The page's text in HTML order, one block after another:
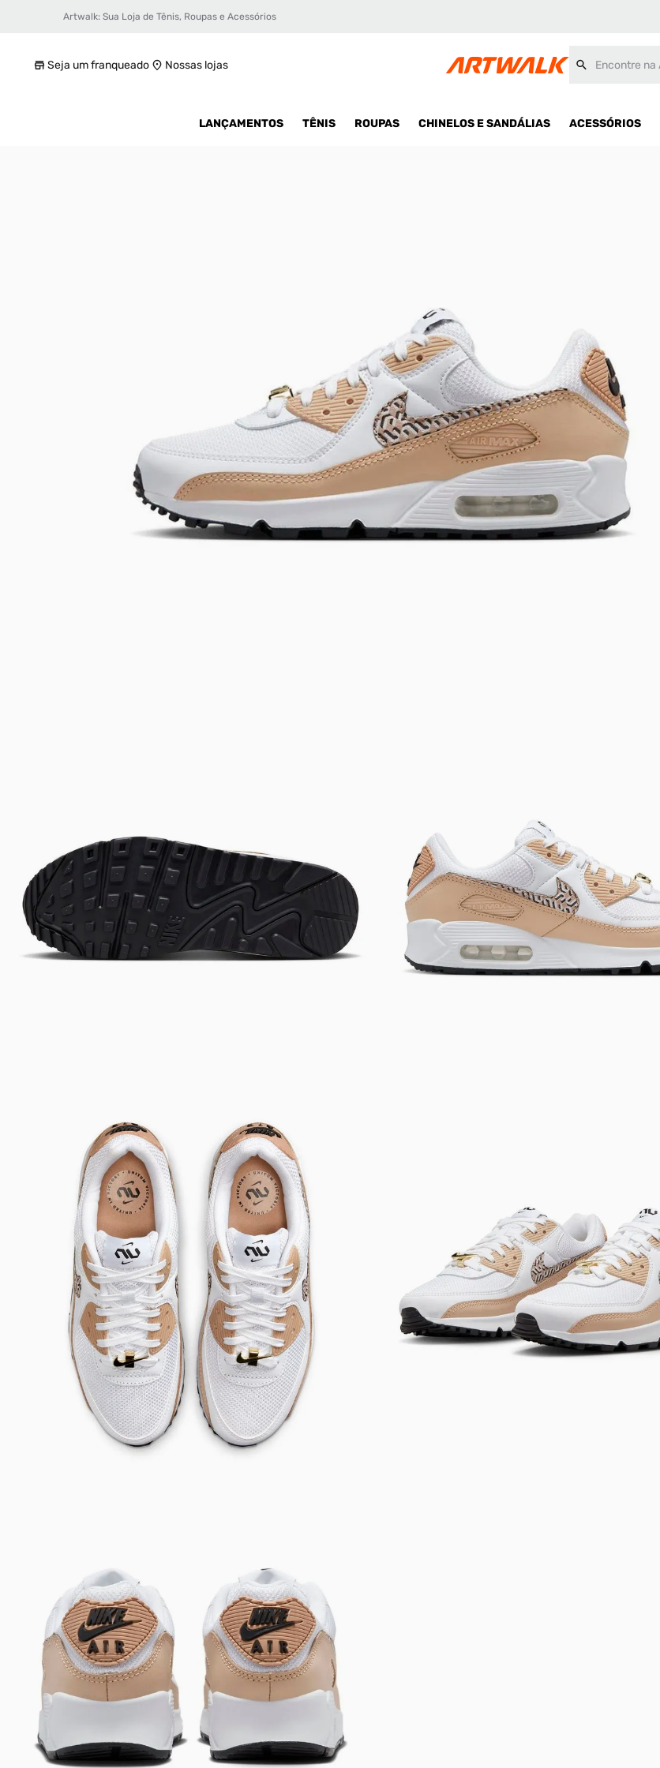
Artwalk: Sua Loja de Tênis, Roupas e Acessórios
Seja um franqueado Nossas lojas
LANÇAMENTOS TÊNIS ROUPAS CHINELOS E SANDÁLIAS ACESSÓRIOS
Tênis Nike Air Max 90 Feminino